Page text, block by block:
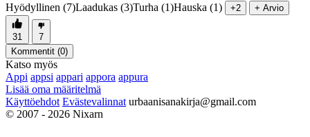
Hyödyllinen (7)Laadukas (3)Turha (1)Hauska (1) +2 + Arvio
31
7
Kommentit (0)
Katso myös
Appi appsi appari appora appura
Lisää oma määritelmä
Käyttöehdot Evästevalinnat urbaanisanakirja@gmail.com
© 2007 - 2026 Nixarn